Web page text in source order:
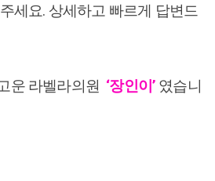
세요. 상세하고 빠르게 답변드
운 라벨라의원 ‘장인이’ 였습니